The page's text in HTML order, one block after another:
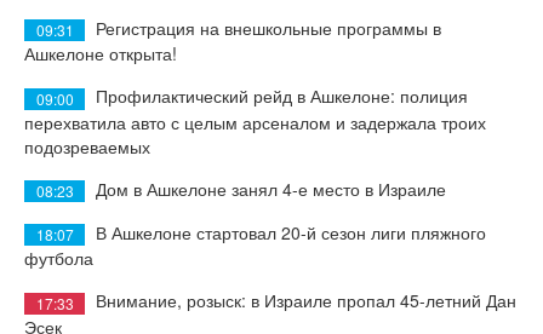
09:31
Регистрация на внешкольные программы в
Ашкелоне открыта!
09:00
Профилактический рейд в Ашкелоне: полиция
перехватила авто с целым арсеналом и задержала троих
подозреваемых
08:23 Дом в Ашкелоне занял 4-е место в Израиле
18:07
В Ашкелоне стартовал 20-й сезон лиги пляжного
футбола
17:33
Внимание, розыск: в Израиле пропал 45-летний Дан
Эсек